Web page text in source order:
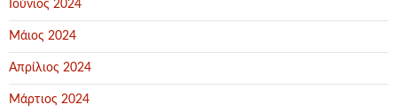
Ιούνιος 2024
Μάιος 2024
Απρίλιος 2024
Μάρτιος 2024